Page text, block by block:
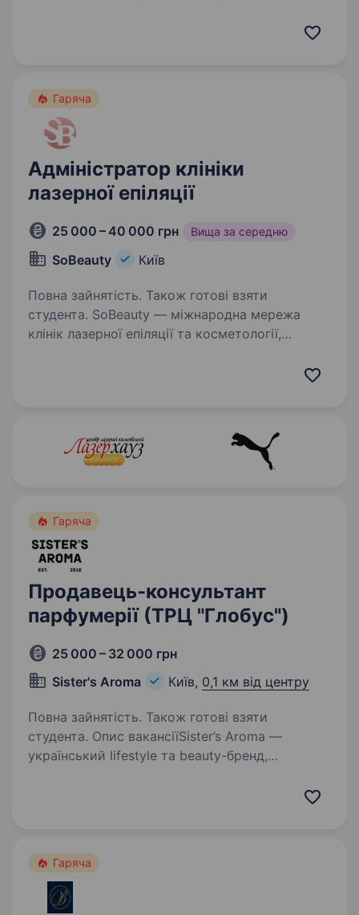
Гаряча
Адміністратор клініки
лазерної епіляції
25 000 – 40 000 грн Вища за середню
SoBeauty Київ
Повна зайнятість. Також готові взяти
студента. SoBeauty — міжнародна мережа
клінік лазерної епіляції та косметології,
сьогодні ми працюємо у 22 клініках та щодня
Гаряча
Продавець-консультант
парфумерії (ТРЦ "Глобус")
25 000 – 32 000 грн
Sister's Aroma
Київ, 0,1 км від центру
Повна зайнятість. Також готові взяти
студента. Опис вакансіїSister’s Aroma —
український lifestyle та beauty-бренд,
Гаряча